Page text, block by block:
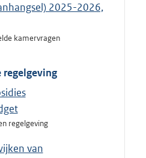
2025-2026,
kamervragen
regelgeving
regelgeving
van